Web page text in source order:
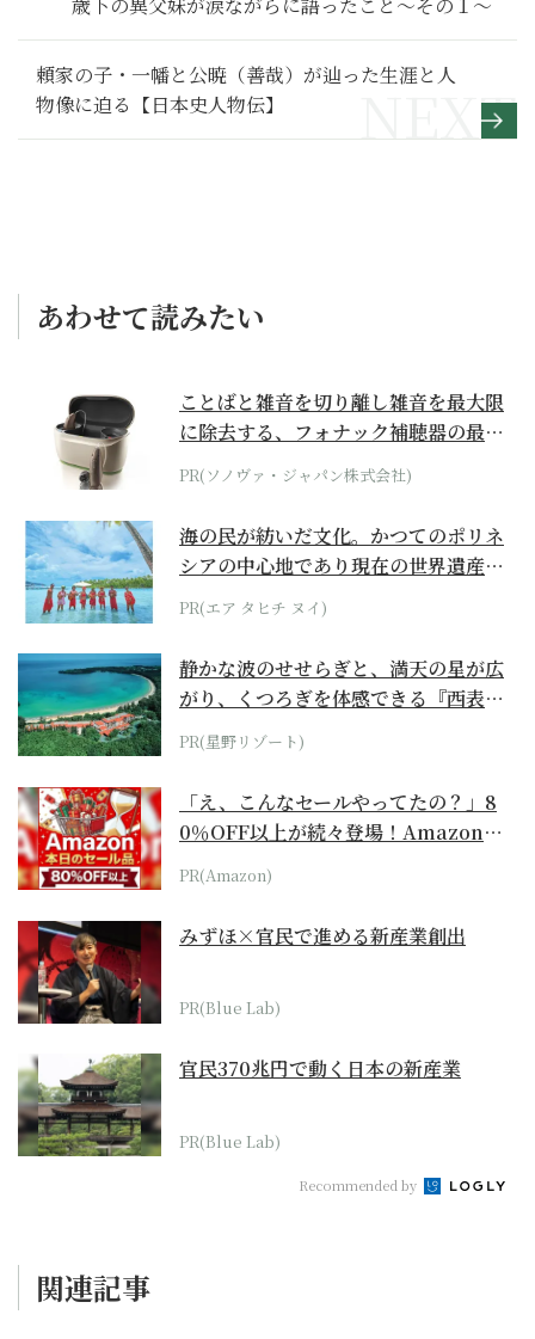
頼家の子・一幡と公暁（善哉）が辿った生涯と人
物像に迫る【日本史人物伝】
あわせて読みたい
ことばと雑音を切り離し雑音を最大限
に除去する、フォナック補聴器の最上
位モデル
PR(ソノヴァ・ジャパン株式会社)
海の民が紡いだ文化。かつてのポリネ
シアの中心地であり現在の世界遺産か
らみえてくる...
PR(エア タヒチ ヌイ)
静かな波のせせらぎと、満天の星が広
がり、くつろぎを体感できる『西表島
ホテル by...
PR(星野リゾート)
「え、こんなセールやってたの？」8
0％OFF以上が続々登場！Amazonの
本気が...
PR(Amazon)
みずほ×官民で進める新産業創出
PR(Blue Lab)
官民370兆円で動く日本の新産業
PR(Blue Lab)
Recommended by
関連記事